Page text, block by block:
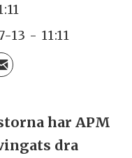
13 - 11:11
har APM
dra